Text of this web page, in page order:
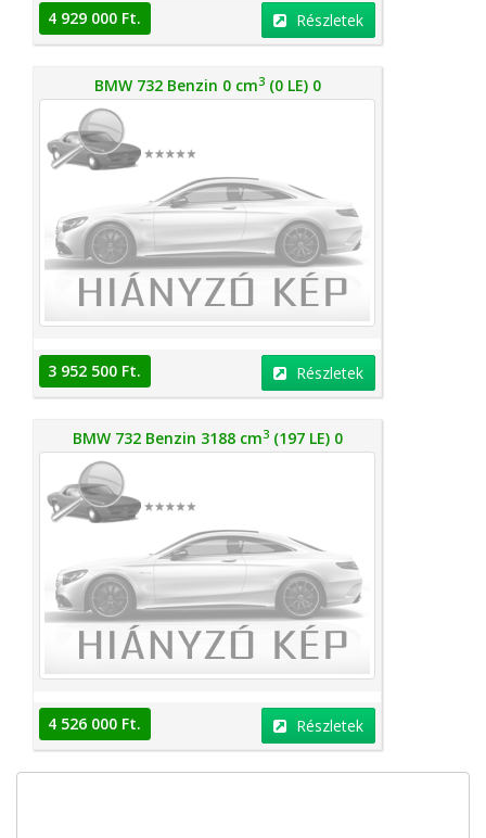
4 929 000 Ft. Részletek
BMW 732 Benzin 0 cm3(0 LE) 0
3 952 500 Ft. Részletek
BMW 732 Benzin 3188 cm3(197 LE) 0
4 526 000 Ft. Részletek